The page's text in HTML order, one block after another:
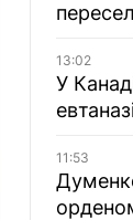
13:02
У
11:53